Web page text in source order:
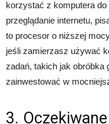
korzystać z komputera
przeglądanie internetu,
to procesor o niższej
jeśli zamierzasz używać
zadań, takich jak obróbka
zainwestować w
3.